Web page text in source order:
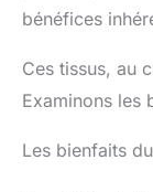
bénéfices
Ces tissus, au
Examinons les
Les bienfaits